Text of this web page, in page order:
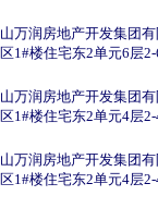
万润房地产开发集团
1#楼住宅东2单元6层
万润房地产开发集团
1#楼住宅东2单元4层
万润房地产开发集团
1#楼住宅东2单元4层